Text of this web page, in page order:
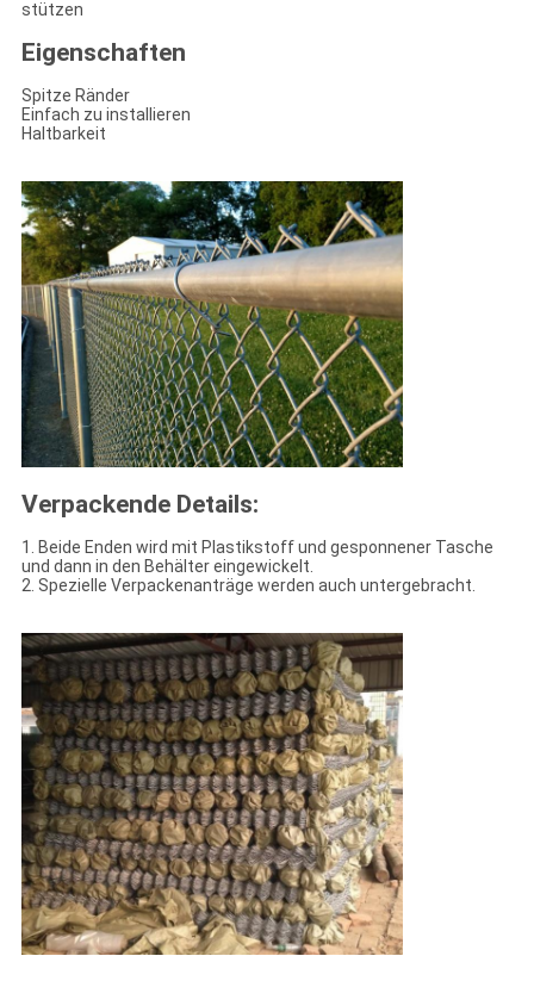
stützen
Eigenschaften
Spitze Ränder
Einfach zu installieren
Haltbarkeit
Verpackende Details:
1. Beide Enden wird mit Plastikstoff und gesponnener Tasche
und dann in den Behälter eingewickelt.
2. Spezielle Verpackenanträge werden auch untergebracht.